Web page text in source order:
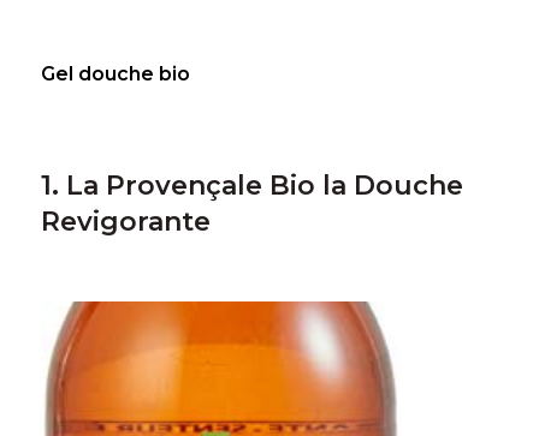
Gel douche bio
1. La Provençale Bio la Douche
Revigorante